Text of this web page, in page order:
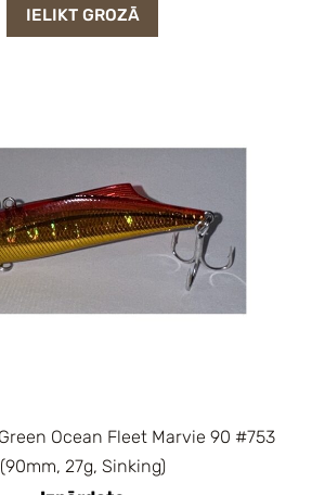
IELIKT GROZĀ
Ocean Fleet Marvie 90 #753
(90mm, 27g, Sinking)